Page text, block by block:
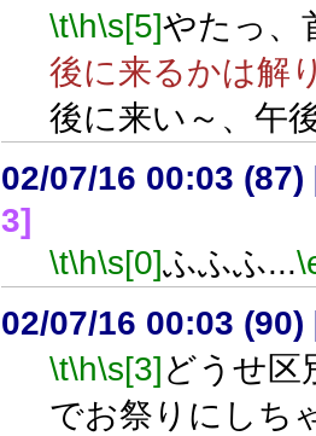
\t\h\s[5]やたっ、
後に来るかは解
後に来い～、午
02/07/16 00:03 (87)
3]
\t\h\s[0]ふふふ...
02/07/16 00:03 (90)
\t\h\s[3]どうせ区
でお祭りにしち